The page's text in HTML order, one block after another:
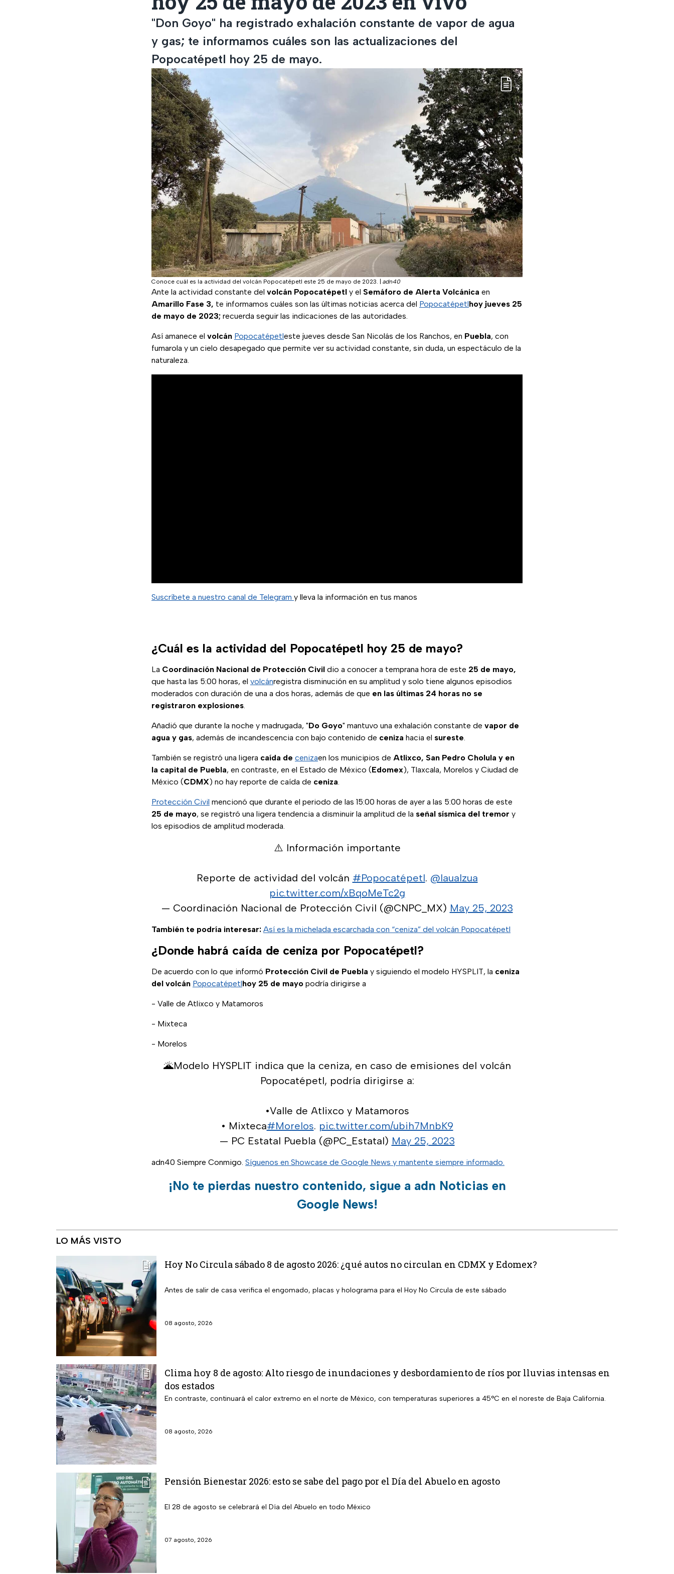
"Don Goyo" ha registrado exhalación constante de vapor de agua
y gas; te informamos cuáles son las actualizaciones del
Popocatépetl hoy 25 de mayo.
Conoce cuál es la actividad del volcán Popocatépetl este 25 de mayo de 2023. adn40
Ante la actividad constante del volcán Popocatépetl y el Semáforo de Alerta Volcánica en
Amarillo Fase 3, te informamos cuáles son las últimas noticias acerca del Popocatépetlhoy jueves 25
de mayo de 2023; recuerda seguir las indicaciones de las autoridades.
Así amanece el volcán Popocatépetleste jueves desde San Nicolás de los Ranchos, en Puebla, con
fumarola y un cielo desapegado que permite ver su actividad constante, sin duda, un espectáculo de la
naturaleza.
Suscríbete a nuestro canal de Telegram y lleva la información en tus manos
¿Cuál es la actividad del Popocatépetl hoy 25 de mayo?
La Coordinación Nacional de Protección Civil dio a conocer a temprana hora de este 25 de mayo,
que hasta las 5:00 horas, el volcánregistra disminución en su amplitud y solo tiene algunos episodios
moderados con duración de una a dos horas, además de que en las últimas 24 horas no se
registraron explosiones.
Añadió que durante la noche y madrugada, "Do Goyo" mantuvo una exhalación constante de vapor de
agua y gas, además de incandescencia con bajo contenido de ceniza hacia el sureste.
También se registró una ligera caída de cenizaen los municipios de Atlixco, San Pedro Cholula y en
la capital de Puebla, en contraste, en el Estado de México (Edomex), Tlaxcala, Morelos y Ciudad de
México (CDMX) no hay reporte de caída de ceniza.
Protección Civil mencionó que durante el periodo de las 15:00 horas de ayer a las 5:00 horas de este
25 de mayo, se registró una ligera tendencia a disminuir la amplitud de la señal sísmica del tremor y
los episodios de amplitud moderada.
⚠️ Información importante
Reporte de actividad del volcán #Popocatépetl. @laualzua
pic.twitter.com/xBqoMeTc2g
— Coordinación Nacional de Protección Civil (@CNPC_MX) May 25, 2023
También te podría interesar: Así es la michelada escarchada con “ceniza” del volcán Popocatépetl
¿Donde habrá caída de ceniza por Popocatépetl?
De acuerdo con lo que informó Protección Civil de Puebla y siguiendo el modelo HYSPLIT, la ceniza
del volcán Popocatépetlhoy 25 de mayo podría dirigirse a
- Valle de Atlixco y Matamoros
- Mixteca
- Morelos
🌋Modelo HYSPLIT indica que la ceniza, en caso de emisiones del volcán
Popocatépetl, podría dirigirse a:
•Valle de Atlixco y Matamoros
• Mixteca#Morelos. pic.twitter.com/ubih7MnbK9
— PC Estatal Puebla (@PC_Estatal) May 25, 2023
adn40 Siempre Conmigo. Síguenos en Showcase de Google News y mantente siempre informado.
¡No te pierdas nuestro contenido, sigue a adn Noticias en
Google News!
LO MÁS VISTO
Hoy No Circula sábado 8 de agosto 2026: ¿qué autos no circulan en CDMX y Edomex?
Antes de salir de casa verifica el engomado, placas y holograma para el Hoy No Circula de este sábado
08 agosto, 2026
Clima hoy 8 de agosto: Alto riesgo de inundaciones y desbordamiento de ríos por lluvias intensas en
dos estados
En contraste, continuará el calor extremo en el norte de México, con temperaturas superiores a 45°C en el noreste de Baja California.
08 agosto, 2026
Pensión Bienestar 2026: esto se sabe del pago por el Día del Abuelo en agosto
El 28 de agosto se celebrará el Día del Abuelo en todo México
07 agosto, 2026